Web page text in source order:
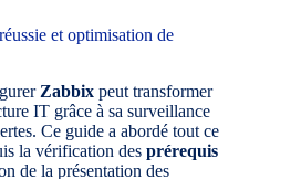
et optimisation de
Zabbix peut transformer
IT grâce à sa surveillance
Ce guide a abordé tout ce
la vérification des prérequis
de la présentation des